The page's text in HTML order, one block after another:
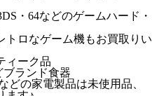
・64などのゲームハード・
トロなゲーム機もお買取りい
ィーク品
ブランド食器
どの家電製品は未使用品、